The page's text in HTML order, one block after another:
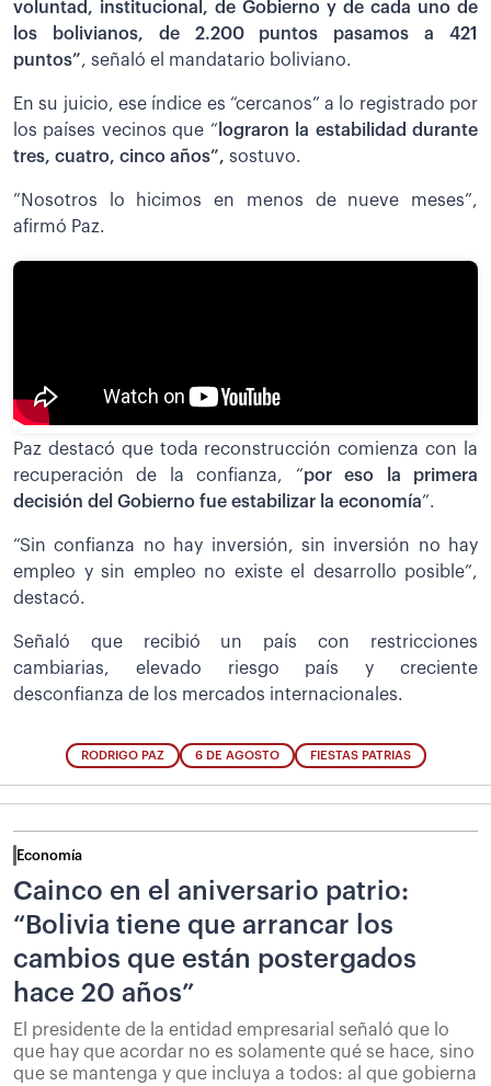
voluntad, institucional, de Gobierno y de cada uno de
los bolivianos, de 2.200 puntos pasamos a 421
puntos”, señaló el mandatario boliviano.
En su juicio, ese índice es “cercanos” a lo registrado por
los países vecinos que “ lograron la estabilidad durante
tres, cuatro, cinco años”, sostuvo.
”Nosotros lo hicimos en menos de nueve meses”,
afirmó Paz.
Paz destacó que toda reconstrucción comienza con la
recuperación de la confianza, “por eso la primera
decisión del Gobierno fue estabilizar la economía”.
“Sin confianza no hay inversión, sin inversión no hay
empleo y sin empleo no existe el desarrollo posible”,
destacó.
Señaló que recibió un país con restricciones
cambiarias, elevado riesgo país y creciente
desconfianza de los mercados internacionales.
RODRIGO PAZ 6 DE AGOSTO FIESTAS PATRIAS
Economía
Cainco en el aniversario patrio:
“Bolivia tiene que arrancar los
cambios que están postergados
hace 20 años”
El presidente de la entidad empresarial señaló que lo
que hay que acordar no es solamente qué se hace, sino
que se mantenga y que incluya a todos: al que gobierna